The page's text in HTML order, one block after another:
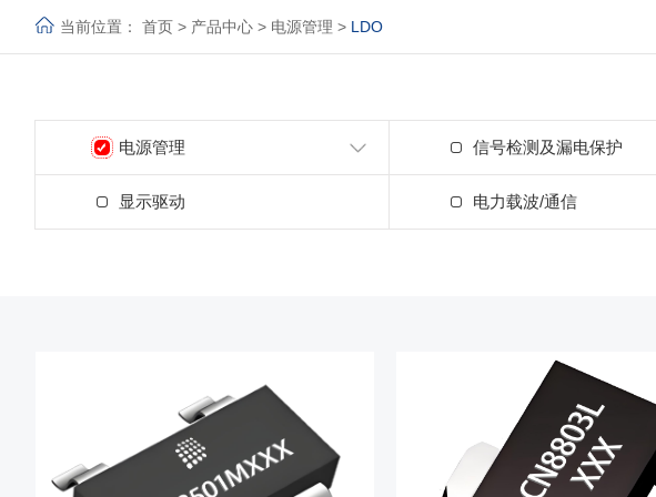
当前位置： 首页 > 产品中心 > 电源管理 > LDO
电源管理 信号检测及漏电保护
显示驱动 电力载波/通信